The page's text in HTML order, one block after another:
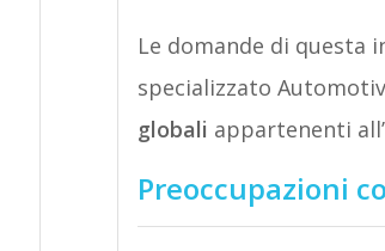
Le domande di questa
specializzato
globali appartenenti
Preoccupazioni